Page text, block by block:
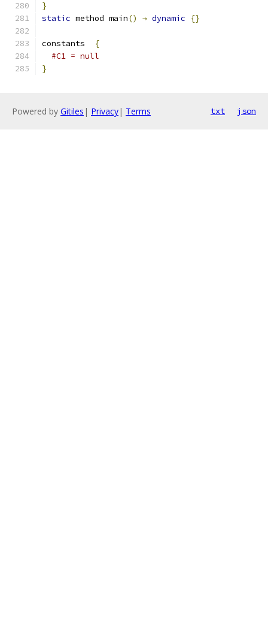
}
static method main() → dynamic {}
constants
{
#C1 = null
}
Powered by Gitiles | Privacy| Terms txt json